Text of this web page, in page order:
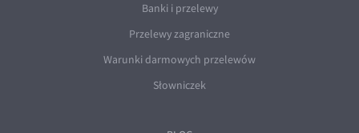
Banki i przelewy
Przelewy zagraniczne
Warunki darmowych przelewów
Słowniczek